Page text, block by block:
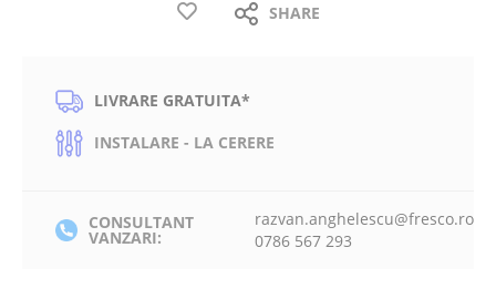
SHARE
LIVRARE GRATUITA*
INSTALARE - LA CERERE
CONSULTANT
VANZARI:
razvan.anghelescu@fresco.ro
0786 567 293